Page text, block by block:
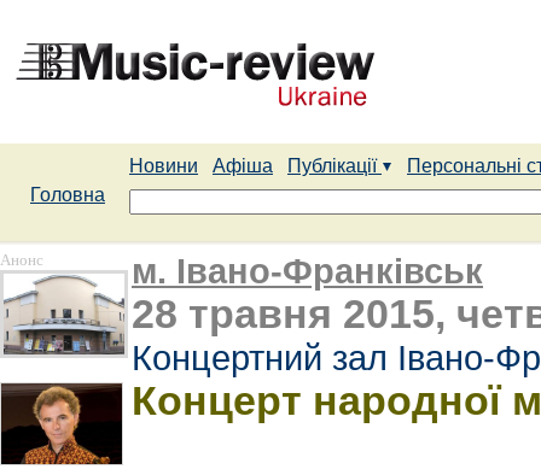
Новини Афіша Публікації
Персональні
Головна
Анонс м. Івано-Франківськ
28 травня 2015,
Концертний зал Івано-
Концерт народної